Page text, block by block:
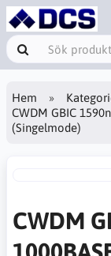
Hem
CWDM GBIC
(Singelmode)
CWDM